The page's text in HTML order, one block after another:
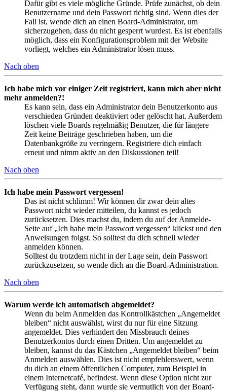
Dafür gibt es viele mögliche Gründe. Prüfe zunächst, ob dein
Benutzername und dein Passwort richtig sind. Wenn dies der
Fall ist, wende dich an einen Board-Administrator, um
sicherzugehen, dass du nicht gesperrt wurdest. Es ist ebenfalls
möglich, dass ein Konfigurationsproblem mit der Website
vorliegt, welches ein Administrator lösen muss.
Nach oben
Ich habe mich vor einiger Zeit registriert, kann mich aber nicht
mehr anmelden?!
Es kann sein, dass ein Administrator dein Benutzerkonto aus
verschieden Gründen deaktiviert oder gelöscht hat. Außerdem
löschen viele Boards regelmäßig Benutzer, die für längere
Zeit keine Beiträge geschrieben haben, um die
Datenbankgröße zu verringern. Registriere dich einfach
erneut und nimm aktiv an den Diskussionen teil!
Nach oben
Ich habe mein Passwort vergessen!
Das ist nicht schlimm! Wir können dir zwar dein altes
Passwort nicht wieder mitteilen, du kannst es jedoch
zurücksetzen. Dies machst du, indem du auf der Anmelde-
Seite auf „Ich habe mein Passwort vergessen“ klickst und den
Anweisungen folgst. So solltest du dich schnell wieder
anmelden können.
Solltest du trotzdem nicht in der Lage sein, dein Passwort
zurückzusetzen, so wende dich an die Board-Administration.
Nach oben
Warum werde ich automatisch abgemeldet?
Wenn du beim Anmelden das Kontrollkästchen „Angemeldet
bleiben“ nicht auswählst, wirst du nur für eine Sitzung
angemeldet. Dies verhindert den Missbrauch deines
Benutzerkontos durch einen Dritten. Um angemeldet zu
bleiben, kannst du das Kästchen „Angemeldet bleiben“ beim
Anmelden auswählen. Dies ist nicht empfehlenswert, wenn
du dich an einem öffentlichen Computer, zum Beispiel in
einem Internetcafé, befindest. Wenn diese Option nicht zur
Verfügung steht, dann wurde sie vermutlich von der Board-